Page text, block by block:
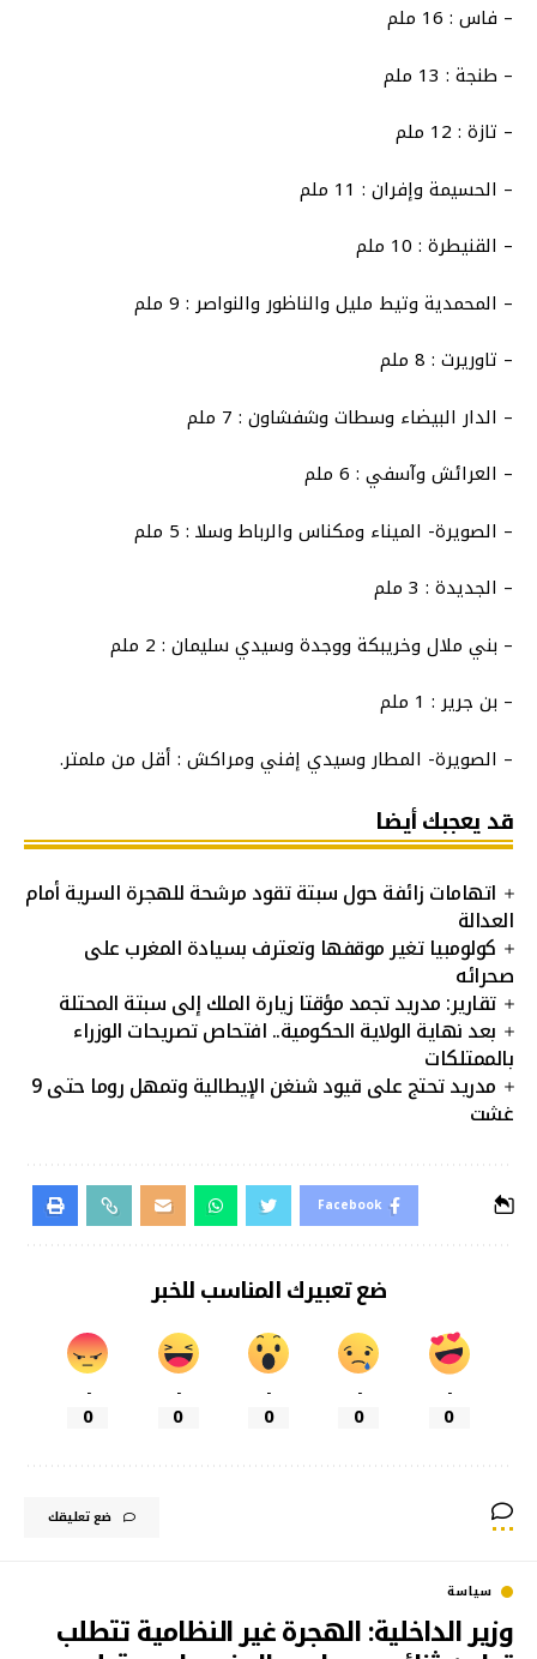
– فاس : 16 ملم
– طنجة : 13 ملم
– تازة : 12 ملم
– الحسيمة وإفران : 11 ملم
– القنيطرة : 10 ملم
– المحمدية وتيط مليل والناظور والنواصر : 9 ملم
– تاوريرت : 8 ملم
– الدار البيضاء وسطات وشفشاون : 7 ملم
– العرائش وآسفي : 6 ملم
– الصويرة- الميناء ومكناس والرباط وسلا : 5 ملم
– الجديدة : 3 ملم
– بني ملال وخريبكة ووجدة وسيدي سليمان : 2 ملم
– بن جرير : 1 ملم
– الصويرة- المطار وسيدي إفني ومراكش : أقل من ملمتر.
قد يعجبك أيضا
اتهامات زائفة حول سبتة تقود مرشحة للهجرة السرية أمام
العدالة
كولومبيا تغير موقفها وتعترف بسيادة المغرب على
صحرائه
تقارير: مدريد تجمد مؤقتا زيارة الملك إلى سبتة المحتلة
بعد نهاية الولاية الحكومية.. افتحاص تصريحات الوزراء
بالممتلكات
مدريد تحتج على قيود شنغن الإيطالية وتمهل روما حتى 9
غشت
Facebook
ضع تعبيرك المناسب للخبر
-
0
-
0
-
0
-
0
-
0
ضع تعليقك
سياسة
وزير الداخلية: الهجرة غير النظامية تتطلب